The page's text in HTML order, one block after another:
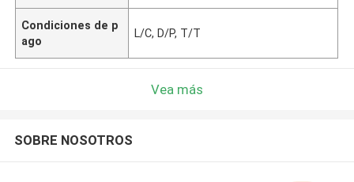
Condiciones de p
ago
L/C, D/P, T/T
Vea más
SOBRE NOSOTROS